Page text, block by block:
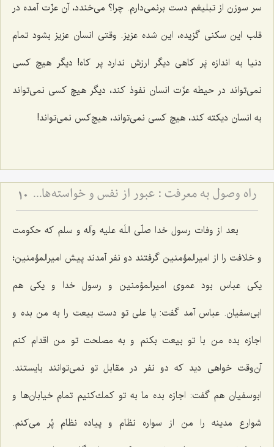
سر سوزن از تبلیغم دست برنمی‌دارم. چرا؟ می‌خندد، آن عزّت آمده در
قلب این سكنی گزیده، این شده عزیز. وقتی انسان عزیز بشود تمام
دنیا به اندازه پَر كاهی دیگر ارزش ندارد پر كاه! دیگر هیچ كسی
نمی‌تواند در حیطه عزّت انسان نفوذ كند، دیگر هیچ كسی نمی‌تواند
به انسان دیكته كند، هیچ كسی نمی‌تواند، هیچ‌كس نمی‌تواند!
راه وصول به معرفت :‌ عبور از نفس و خواسته‏‌هاى آن‏ 10
بعد از وفات رسول خدا صلّی اللَه علیه وآله و سلم كه حكومت
و خلافت را از امیرالمؤمنین گرفتند دو نفر آمدند پیش امیرالمؤمنین؛
یكی عباس بود عموی امیرالمؤمنین و رسول خدا و یكی هم
ابی‌سفیان. عباس آمد گفت: یا علی تو دست بیعت را به من بده و
اجازه بده من با تو بیعت بكنم و به مصلحت تو من اقدام كنم
آن‌وقت خواهی دید كه دو نفر در مقابل تو نمی‌توانند بایستند.
ابوسفیان هم گفت: اجازه بده ما به تو كمك‌كنیم تمام خیابان‌ها و
شوارع مدینه را من از سواره نظام و پیاده نظام پُر می‌كنم.